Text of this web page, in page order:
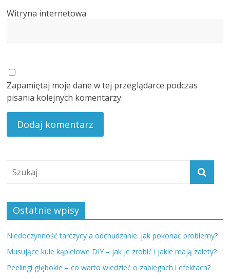
Witryna internetowa
Zapamiętaj moje dane w tej przeglądarce podczas
pisania kolejnych komentarzy.
Ostatnie wpisy
Niedoczynność tarczycy a odchudzanie: jak pokonać problemy?
Musujące kule kąpielowe DIY – jak je zrobić i jakie mają zalety?
Peelingi głębokie – co warto wiedzieć o zabiegach i efektach?